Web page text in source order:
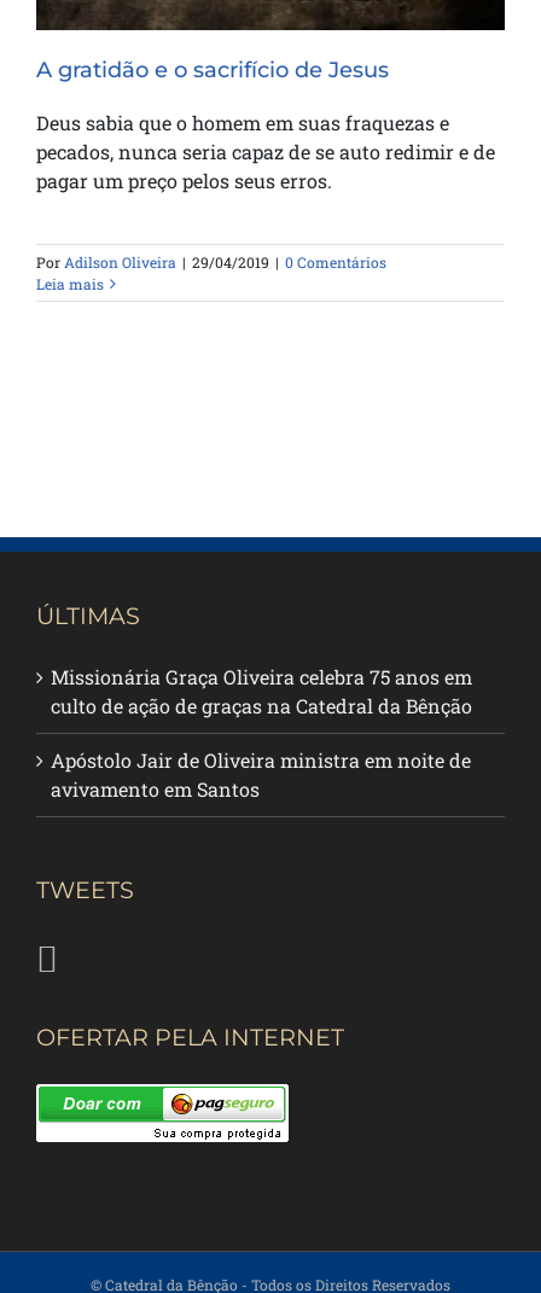
A gratidão e o sacrifício de Jesus
Deus sabia que o homem em suas fraquezas e
pecados, nunca seria capaz de se auto redimir e de
pagar um preço pelos seus erros.
PorAdilson Oliveira | 29/04/2019 | 0 Comentários
Leia mais
ÚLTIMAS
Missionária Graça Oliveira celebra 75 anos em
culto de ação de graças na Catedral da Bênção
Apóstolo Jair de Oliveira ministra em noite de
avivamento em Santos
TWEETS
OFERTAR PELA INTERNET
© Catedral da Bênção - Todos os Direitos Reservados